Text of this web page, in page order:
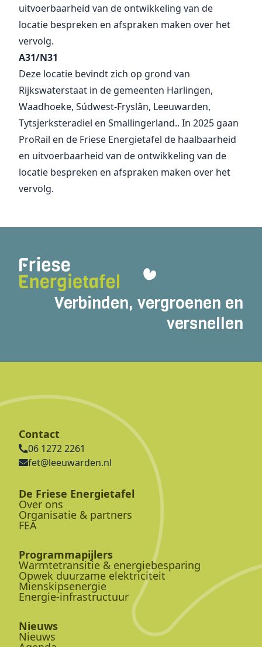
uitvoerbaarheid van de ontwikkeling van de
locatie bespreken en afspraken maken over het
vervolg.
A31/N31
Deze locatie bevindt zich op grond van
Rijkswaterstaat in de gemeenten Harlingen,
Waadhoeke, Súdwest-Fryslân, Leeuwarden,
Tytsjerksteradiel en Smallingerland.. In 2025 gaan
ProRail en de Friese Energietafel de haalbaarheid
en uitvoerbaarheid van de ontwikkeling van de
locatie bespreken en afspraken maken over het
vervolg.
Verbinden, vergroenen en
versnellen
De Friese Energietafel
Over ons
Organisatie & partners
FEA
Programmapijlers
Warmtetransitie & energiebesparing
Opwek duurzame elektriciteit
Mienskipsenergie
Energie-infrastructuur
Nieuws
Nieuws
Contact
06 1272 2261
fet@leeuwarden.nl